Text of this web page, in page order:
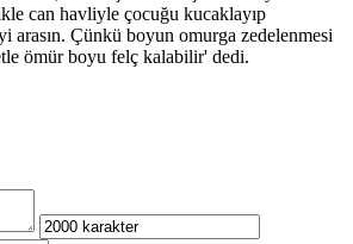
can havliyle çocuğu kucaklayıp
arasın. Çünkü boyun omurga zedelenmesi
ömür boyu felç kalabilir' dedi.